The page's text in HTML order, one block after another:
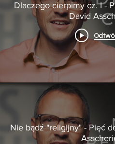
Dlaczego cierpimy cz. I -
David
Nie bądź "religijny" - Pięć